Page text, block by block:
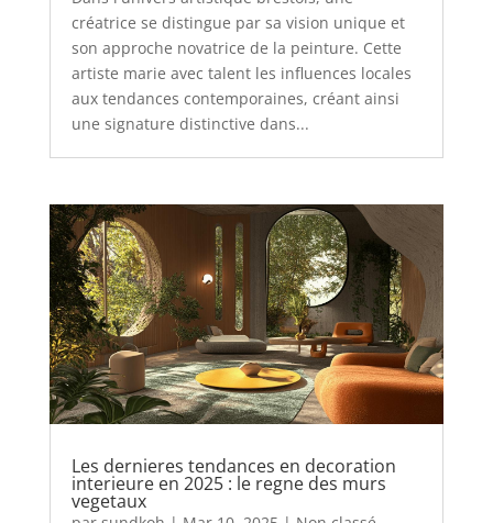
créatrice se distingue par sa vision unique et
son approche novatrice de la peinture. Cette
artiste marie avec talent les influences locales
aux tendances contemporaines, créant ainsi
une signature distinctive dans...
Les dernieres tendances en decoration
interieure en 2025 : le regne des murs
vegetaux